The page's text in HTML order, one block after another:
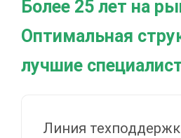
Более 25 лет на
Оптимальная
лучшие
Линия